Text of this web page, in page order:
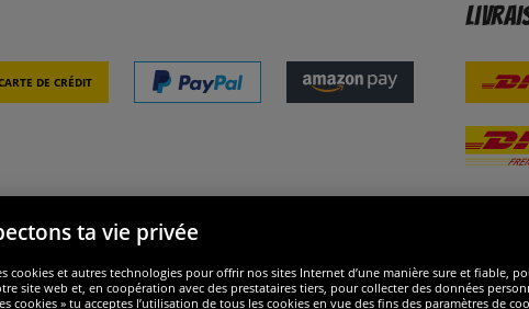
de crédit
ta vie privée
cookies et autres technologies pour offrir nos sites Internet d’une manière sure et fiable,
site web et, en coopération avec des prestataires tiers, pour collecter des données
cookies » tu acceptes l’utilisation de tous les cookies en vue des fins des paramètres de